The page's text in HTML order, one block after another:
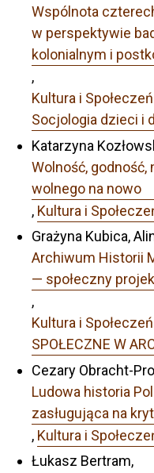
Wspólnota
w perspektywie
kolonialnym i
,
Kultura i
Socjologia dzieci i
Katarzyna
Wolność,
wolnego na nowo
, Kultura i
Grażyna Kubica,
Archiwum Historii
— społeczny
,
Kultura i
SPOŁECZNE W
Cezary Obracht-
Ludowa historia
zasługująca na
, Kultura i
Łukasz Bertram,